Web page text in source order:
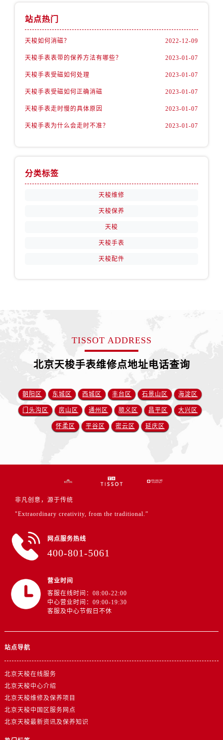
站点热门
天梭如何消磁？ 2022-12-09
天梭手表表带的保养方法有哪些？ 2023-01-07
天梭手表受磁如何处理 2023-01-07
天梭手表受磁如何正确消磁 2023-01-07
天梭手表走时慢的具体原因 2023-01-07
天梭手表为什么会走时不准？ 2023-01-07
分类标签
天梭维修
天梭保养
天梭
天梭手表
天梭配件
TISSOT ADDRESS
北京天梭手表维修点地址电话查询
朝阳区 东城区 西城区 丰台区 石景山区 海淀区
门头沟区 房山区 通州区 顺义区 昌平区 大兴区
怀柔区 平谷区 密云区 延庆区
非凡创意，源于传统
"Extraordinary creativity, from the traditional.”
网点服务热线
400-801-5061
营业时间
客服在线时间：08:00-22:00
中心营业时间：09:00-19:30
客服及中心节假日不休
站点导航
北京天梭在线服务
北京天梭中心介绍
北京天梭维修及保养项目
北京天梭中国区服务网点
北京天梭最新资讯及保养知识